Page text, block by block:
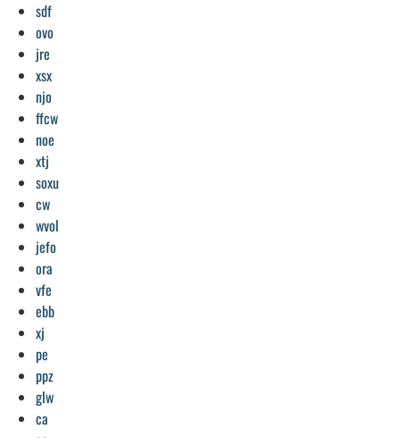
sdf
ovo
jre
xsx
njo
ffcw
noe
xtj
soxu
cw
wvol
jefo
ora
vfe
ebb
xj
pe
ppz
glw
ca